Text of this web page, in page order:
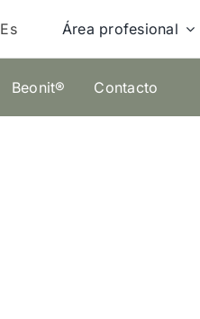
Es Área profesional
Beonit® Contacto